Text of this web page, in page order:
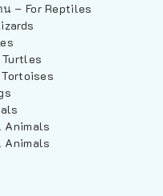
– For Reptiles
Turtles
Animals
Animals